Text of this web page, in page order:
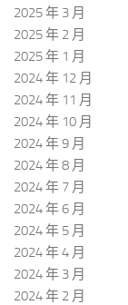
2025 年 3 月
2025 年 2 月
2025 年 1 月
2024 年 12 月
2024 年 11 月
2024 年 10 月
2024 年 9 月
2024 年 8 月
2024 年 7 月
2024 年 6 月
2024 年 5 月
2024 年 4 月
2024 年 3 月
2024 年 2 月